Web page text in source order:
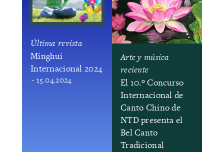
Última revista
Minghui
Internacional 2024
- 15.04.2024
Arte y música
reciente
El 10.º Concurso
Internacional de
Canto Chino de
NTD presenta el
Bel Canto
Tradicional